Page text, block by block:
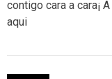
contigo cara a cara¡
aqui